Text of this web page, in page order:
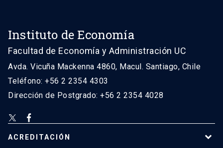
Instituto de Economía
Facultad de Economía y Administración UC
Avda. Vicuña Mackenna 4860, Macul. Santiago, Chile
Teléfono: +56 2 2354 4303
Dirección de Postgrado: +56 2 2354 4028
ACREDITACIÓN